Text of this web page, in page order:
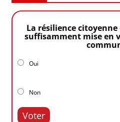
La résilience
suffisamment mise en
Oui
Non
Voter